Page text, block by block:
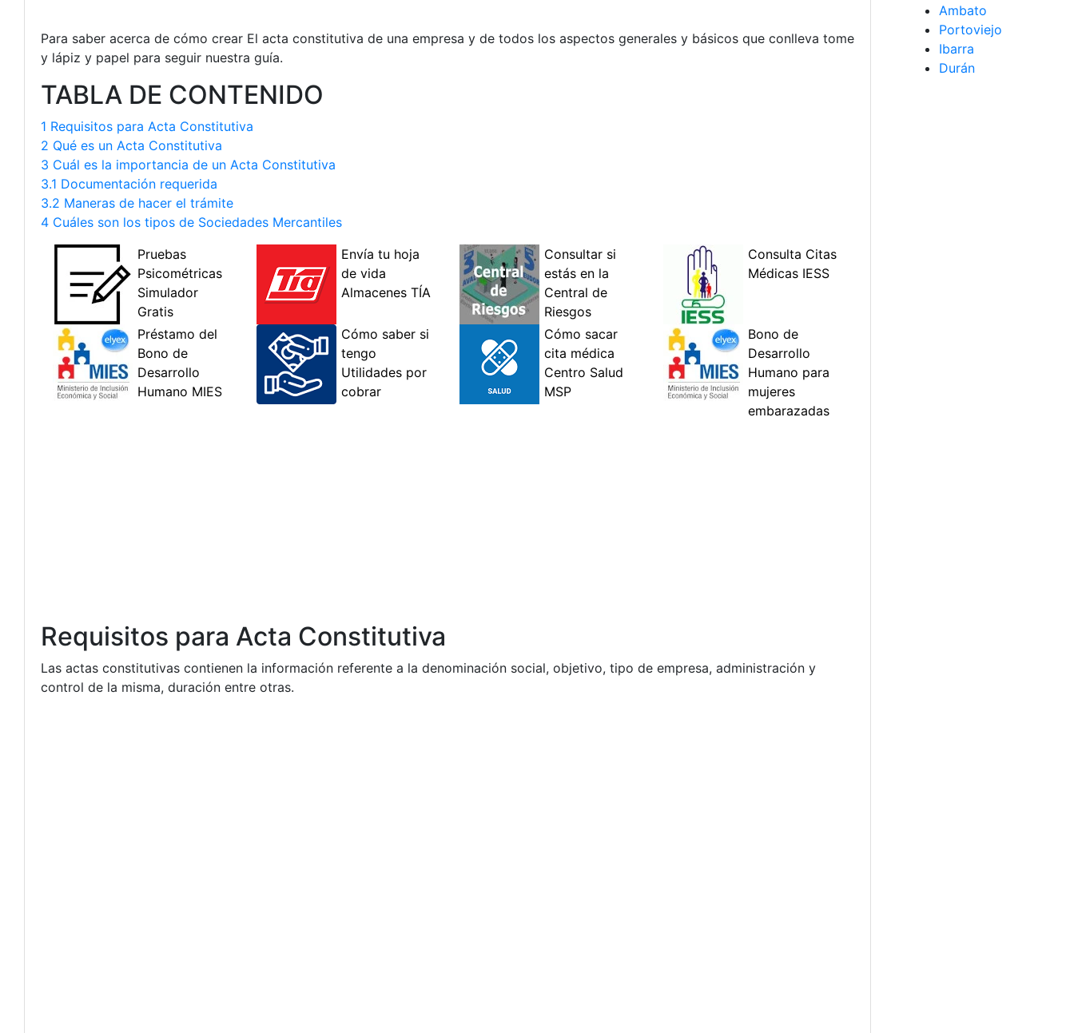
Para saber acerca de cómo crear El acta constitutiva de una empresa y de todos los aspectos generales y básicos que conlleva tome
y lápiz y papel para seguir nuestra guía.
TABLA DE CONTENIDO
1 Requisitos para Acta Constitutiva
2 Qué es un Acta Constitutiva
3 Cuál es la importancia de un Acta Constitutiva
3.1 Documentación requerida
3.2 Maneras de hacer el trámite
4 Cuáles son los tipos de Sociedades Mercantiles
Requisitos para Acta Constitutiva
Las actas constitutivas contienen la información referente a la denominación social, objetivo, tipo de empresa, administración y
control de la misma, duración entre otras.
Ambato
Portoviejo
Ibarra
Durán